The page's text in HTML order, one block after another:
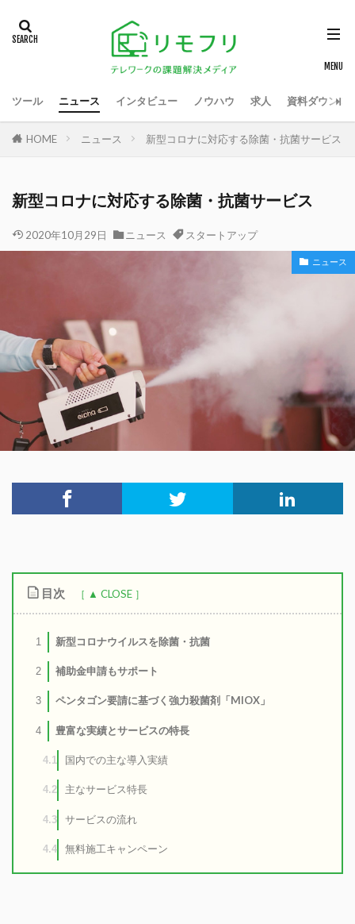
ツール ニュース インタビュー ノウハウ 求人 資料ダウンロ
HOME ニュース 新型コロナに対応する除菌・抗菌サービス
新型コロナに対応する除菌・抗菌サービス
2020年10月29日 ニュース スタートアップ
ニュース
目次
1 新型コロナウイルスを除菌・抗菌
2 補助金申請もサポート
3 ペンタゴン要請に基づく強力殺菌剤「MIOX」
4 豊富な実績とサービスの特長
4.1 国内での主な導入実績
4.2 主なサービス特長
4.3 サービスの流れ
4.4 無料施工キャンペーン